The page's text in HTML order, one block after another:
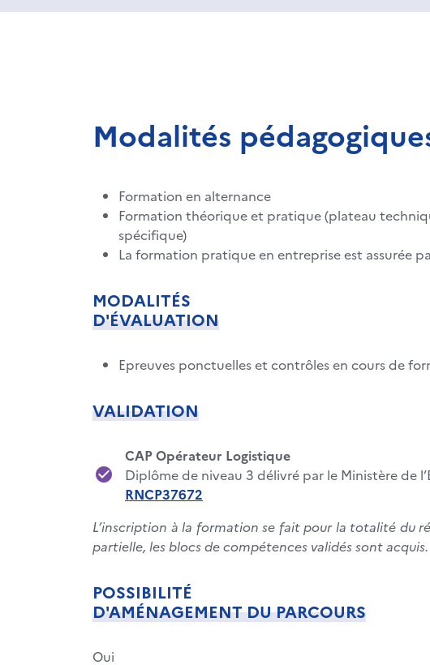
Modalités
Formation en alternance
Formation théorique et pratique (plateau
spécifique)
La formation pratique en entreprise est assurée
MODALITÉS
D'ÉVALUATION
Epreuves ponctuelles et contrôles en cours de
VALIDATION
CAP Opérateur Logistique
Diplôme de niveau 3 délivré par le Ministère de
RNCP37672
L’inscription à la formation se fait pour la totalité du
partielle, les blocs de compétences validés sont acquis.
POSSIBILITÉ
D'AMÉNAGEMENT DU PARCOURS
Oui